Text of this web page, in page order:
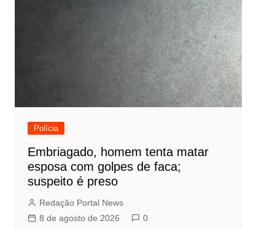
Polícia
Embriagado, homem tenta matar
esposa com golpes de faca;
suspeito é preso
Redação Portal News
8 de agosto de 2026
0